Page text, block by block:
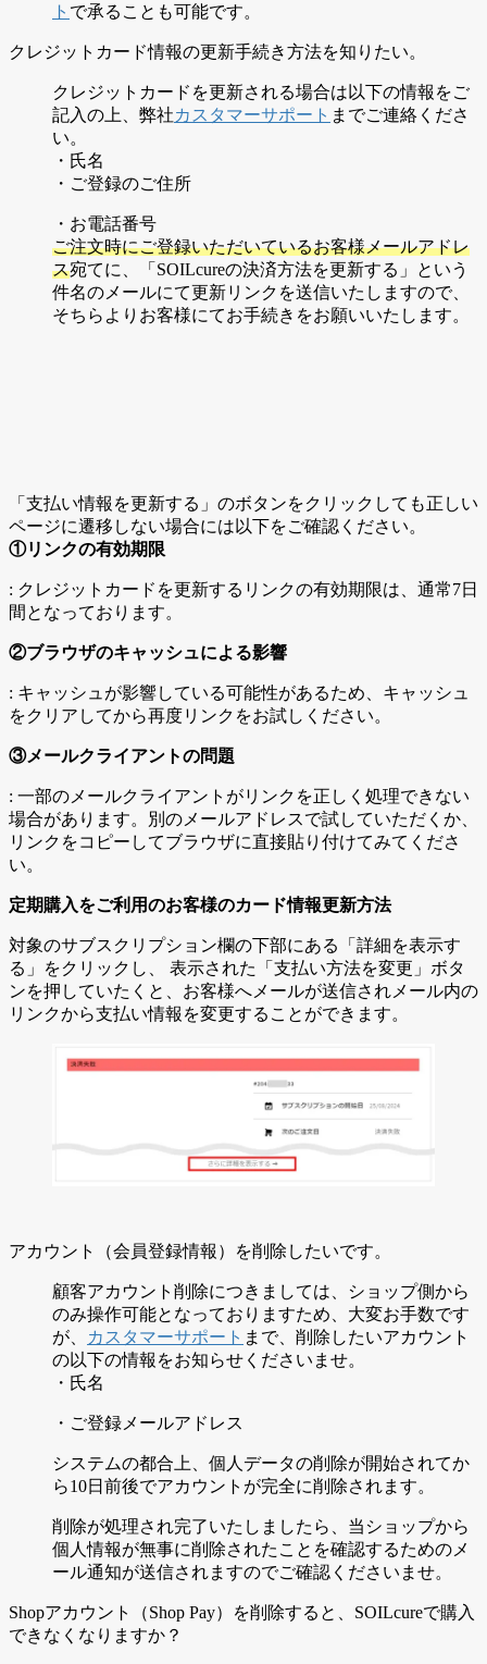
ト で承ることも可能です。
クレジットカード情報の更新手続き方法を知りたい。
クレジットカードを更新される場合は以下の情報をご
記入の上、弊社カスタマーサポート までご連絡くださ
い。
・氏名
・ご登録のご住所
・お電話番号
ご注文時にご登録いただいているお客様メールアドレ
ス宛てに、「SOILcureの決済方法を更新する」という
件名のメールにて更新リンクを送信いたしますので、
そちらよりお客様にてお手続きをお願いいたします。
「支払い情報を更新する」のボタンをクリックしても正しい
ページに遷移しない場合には以下をご確認ください。
①リンクの有効期限
: クレジットカードを更新するリンクの有効期限は、通常7日
間となっております。
②ブラウザのキャッシュによる影響
: キャッシュが影響している可能性があるため、キャッシュ
をクリアしてから再度リンクをお試しください。
③メールクライアントの問題
: 一部のメールクライアントがリンクを正しく処理できない
場合があります。別のメールアドレスで試していただくか、
リンクをコピーしてブラウザに直接貼り付けてみてくださ
い。
定期購入をご利用のお客様のカード情報更新方法
対象のサブスクリプション欄の下部にある「詳細を表示す
る」をクリックし、 表示された「支払い方法を変更」ボタ
ンを押していたくと、お客様へメールが送信されメール内の
リンクから支払い情報を変更することができます。
アカウント（会員登録情報）を削除したいです。
顧客アカウント削除につきましては、ショップ側から
のみ操作可能となっておりますため、大変お手数です
が、
カスタマーサポート まで、削除したいアカウント
の以下の情報をお知らせくださいませ。
・氏名
・ご登録メールアドレス
システムの都合上、個人データの削除が開始されてか
ら10日前後でアカウントが完全に削除されます。
削除が処理され完了いたしましたら、当ショップから
個人情報が無事に削除されたことを確認するためのメ
ール通知が送信されますのでご確認くださいませ。
Shopアカウント（Shop Pay）を削除すると、SOILcureで購入
できなくなりますか？